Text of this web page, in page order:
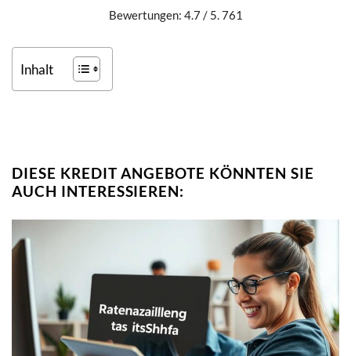
Bewertungen: 4.7 / 5. 761
Inhalt
DIESE KREDIT ANGEBOTE KÖNNTEN SIE
AUCH INTERESSIEREN: